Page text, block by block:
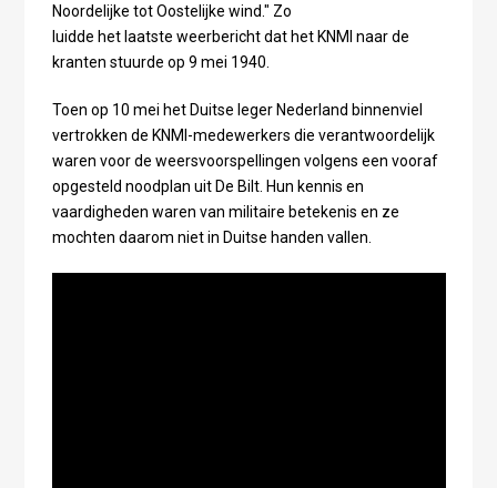
Noordelijke tot Oostelijke wind." Zo
luidde het laatste weerbericht dat het KNMI naar de
kranten stuurde op 9 mei 1940.
Toen op 10 mei het Duitse leger Nederland binnenviel
vertrokken de KNMI-medewerkers die verantwoordelijk
waren voor de weersvoorspellingen volgens een vooraf
opgesteld noodplan uit De Bilt. Hun kennis en
vaardigheden waren van militaire betekenis en ze
mochten daarom niet in Duitse handen vallen.